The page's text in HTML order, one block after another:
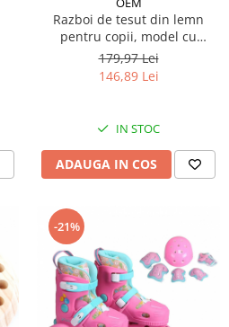
Razboi de tesut din lemn
pentru copii, model cu
dimensiuni mici
179,97 Lei
146,89 Lei
IN STOC
ADAUGA IN COS
-21%